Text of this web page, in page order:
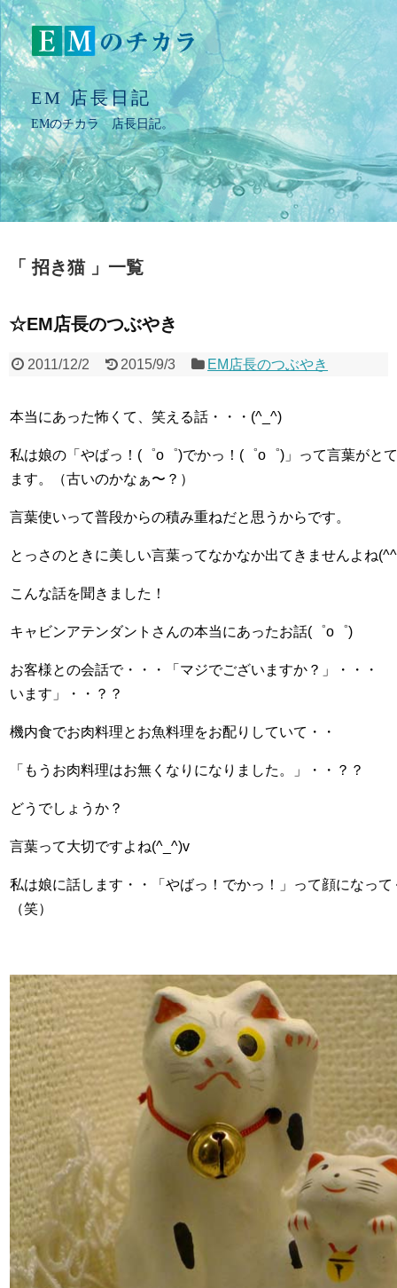
EM 店長日記
EMのチカラ 店長日記。
招き猫 一覧
☆EM店長のつぶやき
2011/12/2 2015/9/3 EM店長のつぶやき
本当にあった怖くて、笑える話・・・ (^_^)
私は娘の「やばっ！ (゜o゜)でかっ！ (゜o゜)」って言葉がと
ます。（古いのかなぁ〜？）
言葉使いって普段からの積み重ねだと思うからです。
とっさのときに美しい言葉ってなかなか出てきませんよね(^^
こんな話を聞きました！
キャビンアテンダントさんの本当にあったお話(゜o゜)
お客様との会話で・・・「マジでございますか？」・・・
います」・・？？
機内食でお肉料理とお魚料理をお配りしていて・・
「もうお肉料理はお無くなりになりました。」・・？？
どうでしょうか？
言葉って大切ですよね(^_^)v
私は娘に話します・・「やばっ！でかっ！」って顔になって
（笑）